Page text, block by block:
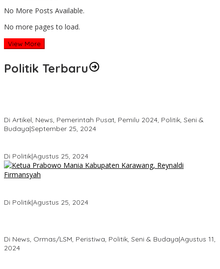
No More Posts Available.
No more pages to load.
View More
Politik Terbaru
Di Artikel, News, Pemerintah Pusat, Pemilu 2024, Politik, Seni &
Budaya|September 25, 2024
Di Politik|Agustus 25, 2024
Di Politik|Agustus 25, 2024
Di News, Ormas/LSM, Peristiwa, Politik, Seni & Budaya|Agustus 11,
2024